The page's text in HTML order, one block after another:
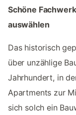
Schöne
auswählen
Das historisch
über unzählige
Jahrhundert, in
Apartments zur
sich solch ein